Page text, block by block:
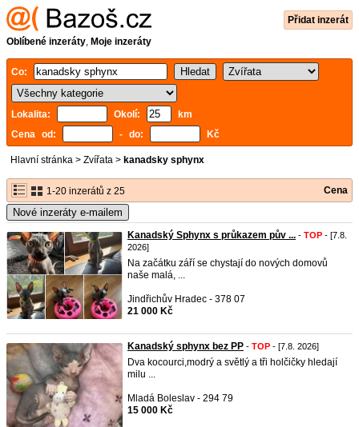
Přidat inzerát
Oblíbené inzeráty, Moje inzeráty
Co:
Lokalita: Okolí:
km
Cena od:
- do: Kč
Hlavní stránka > Zvířata > kanadsky sphynx
1-20 inzerátů z 25 Cena
Nové inzeráty e-mailem
Kanadský Sphynx s průkazem pův ... - TOP - [7.8.
2026]
Na začátku září se chystají do nových domovů
naše malá, ...
Jindřichův Hradec - 378 07
21 000 Kč
Kanadský sphynx bez PP - TOP - [7.8. 2026]
Dva kocourci,modrý a světlý a tři holčičky hledají
milu ...
Mladá Boleslav - 294 79
15 000 Kč